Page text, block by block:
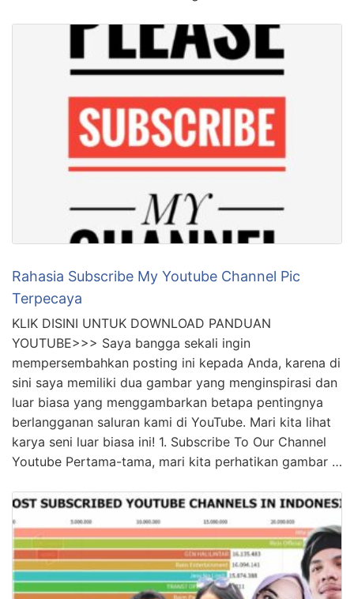
Rahasia Subscribe My Youtube Channel Pic
Terpecaya
KLIK DISINI UNTUK DOWNLOAD PANDUAN
YOUTUBE>>> Saya bangga sekali ingin
mempersembahkan posting ini kepada Anda, karena di
sini saya memiliki dua gambar yang menginspirasi dan
luar biasa yang menggambarkan betapa pentingnya
berlangganan saluran kami di YouTube. Mari kita lihat
karya seni luar biasa ini! 1. Subscribe To Our Channel
Youtube Pertama-tama, mari kita perhatikan gambar …